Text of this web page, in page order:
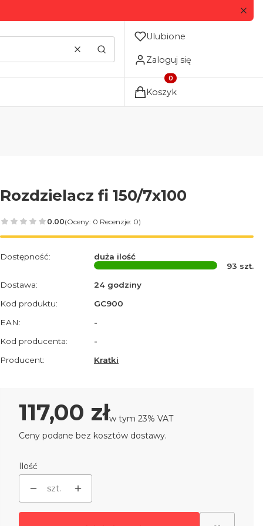
WyczyśćSzukaj
Ulubione
Zaloguj się
Produkty w koszyku: 0.
Koszyk
Rozdzielacz fi 150/7x100
0.00(Oceny: 0 Recenzje: 0)
Dostępność:
duża ilość
93 szt.
Dostawa:
24 godziny
Kod produktu:
GC900
EAN:
-
Kod producenta:
-
Producent:
Kratki
Cena
117,00 złw tym 23% VAT
w tym 23% VAT
Ceny podane bez kosztów dostawy.
Ilość
szt.